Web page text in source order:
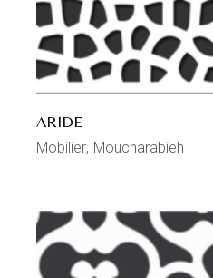
ARIDE
Mobilier Moucharabieh